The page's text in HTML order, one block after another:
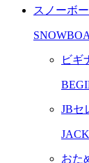
スノーボ
ビギ
JBセ
おた